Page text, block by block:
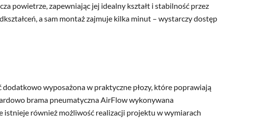
powietrze, zapewniając jej idealny kształt i stabilność przez
a sam montaż zajmuje kilka minut – wystarczy dostęp
wyposażona w praktyczne płozy, które poprawiają
brama pneumatyczna AirFlow wykonywana
istnieje również możliwość realizacji projektu w wymiarach